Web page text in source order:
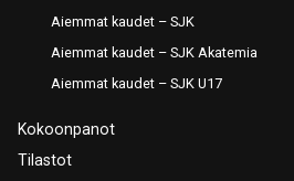
Aiemmat kaudet – SJK
Aiemmat kaudet – SJK Akatemia
Aiemmat kaudet – SJK U17
Kokoonpanot
Tilastot